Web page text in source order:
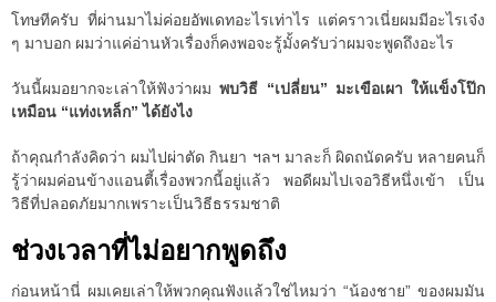
โทษทีครับ ที่ผ่านมาไม่ค่อยอัพเดทอะไรเท่าไร แต่คราวเนี่ยผมมีอะไรเจ๋ง
ๆ มาบอก ผมว่าแค่อ่านหัวเรื่องก็คงพอจะรู้มั้งครับว่าผมจะพูดถึงอะไร
วันนี้ผมอยากจะเล่าให้ฟังว่าผมพบวิธี “เปลี่ยน” มะเขือเผา ให้แข็งโป๊ก
เหมือน “แท่งเหล็ก” ได้ยังไง
ถ้าคุณกำลังคิดว่า ผมไปผ่าตัด กินยา ฯลฯ มาละก็ ผิดถนัดครับ หลายคนก็
รู้ว่าผมค่อนข้างแอนตี้เรื่องพวกนี้อยู่แล้ว พอดีผมไปเจอวิธีหนึ่งเข้า เป็น
วิธีที่ปลอดภัยมากเพราะเป็นวิธีธรรมชาติ
ช่วงเวลาที่ไม่อยากพูดถึง
ก่อนหน้านี่ ผมเคยเล่าให้พวกคุณฟังแล้วใช่ไหมว่า “น้องชาย” ของผมมัน